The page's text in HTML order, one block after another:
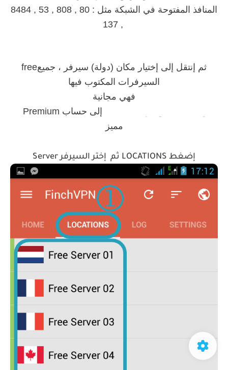
المنافذ المفتوحة في الشبكة مثل : 80 , 808 , 53 , 8484
, 137
freeثم إنتقل إلى إختيار مكان (دولة) سيرفر ، جميع
السيرفرات المكتوب فيها
فهي مجانية
Premium إلى حساب
مميز
إضغط LOCATIONS ثم إختر السيرفر Server